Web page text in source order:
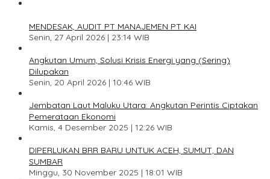
MENDESAK, AUDIT PT MANAJEMEN PT KAI
Senin, 27 April 2026 | 23:14 WIB
Angkutan Umum, Solusi Krisis Energi yang (Sering)
Dilupakan
Senin, 20 April 2026 | 10:46 WIB
Jembatan Laut Maluku Utara: Angkutan Perintis Ciptakan
Pemerataan Ekonomi
Kamis, 4 Desember 2025 | 12:26 WIB
DIPERLUKAN BRR BARU UNTUK ACEH, SUMUT, DAN
SUMBAR
Minggu, 30 November 2025 | 18:01 WIB